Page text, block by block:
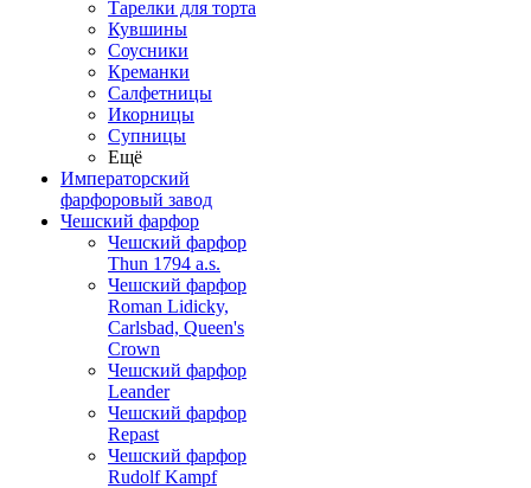
Тарелки для торта
Кувшины
Соусники
Креманки
Салфетницы
Икорницы
Супницы
Ещё
Императорский
фарфоровый завод
Чешский фарфор
Чешский фарфор
Thun 1794 a.s.
Чешский фарфор
Roman Lidicky,
Carlsbad, Queen's
Crown
Чешский фарфор
Leander
Чешский фарфор
Repast
Чешский фарфор
Rudolf Kampf